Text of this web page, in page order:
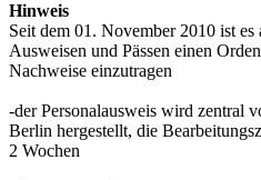
Hinweis
Seit dem 01. November 2010 ist
Ausweisen und Pässen einen
Nachweise einzutragen
-der Personalausweis wird zentral
Berlin hergestellt, die
2 Wochen